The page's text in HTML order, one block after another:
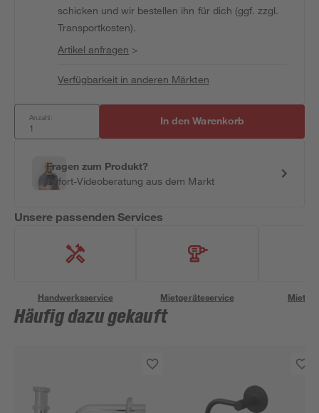
schicken und wir bestellen ihn für dich (ggf. zzgl.
Transportkosten).
Artikel anfragen >
Verfügbarkeit in anderen Märkten
Anzahl: In den Warenkorb
Fragen zum Produkt?
Sofort-Videoberatung aus dem Markt
Unsere passenden Services
Handwerksservice Mietgeräteservice
Häufig dazu gekauft